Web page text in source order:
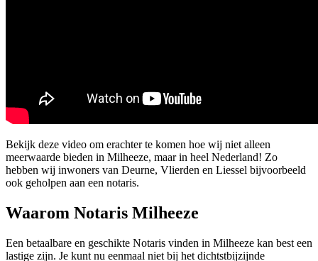
Bekijk deze video om erachter te komen hoe wij niet alleen
meerwaarde bieden in Milheeze, maar in heel Nederland! Zo
hebben wij inwoners van Deurne, Vlierden en Liessel bijvoorbeeld
ook geholpen aan een notaris.
Waarom Notaris Milheeze
Een betaalbare en geschikte Notaris vinden in Milheeze kan best een
lastige zijn. Je kunt nu eenmaal niet bij het dichtstbijzijnde